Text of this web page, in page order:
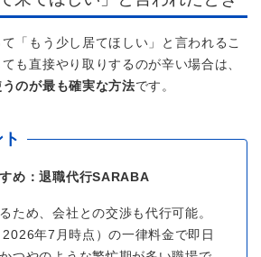
「もう少し居てほしい」と言われるこ
も直接やり取りするのが辛い場合は、
のが最も確実な方法です。
すめ：退職代行SARABA
ため、会社との交渉も代行可能。
年7月時点）の一律料金で即日